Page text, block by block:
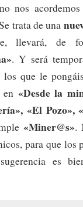
nos
trata de una
llevará, de
. Y será
los que le
«Desde la
«El Pozo»,
«Miner@s».
para que los
es